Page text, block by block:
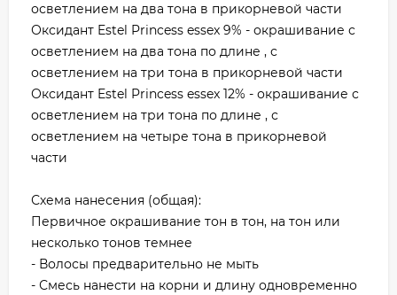
осветлением на два тона в прикорневой части
Оксидант Estel Princess essex 9% - окрашивание с
осветлением на два тона по длине , с
осветлением на три тона в прикорневой части
Оксидант Estel Princess essex 12% - окрашивание с
осветлением на три тона по длине , с
осветлением на четыре тона в прикорневой
части
Схема нанесения (общая):
Первичное окрашивание тон в тон, на тон или
несколько тонов темнее
- Волосы предварительно не мыть
- Смесь нанести на корни и длину одновременно